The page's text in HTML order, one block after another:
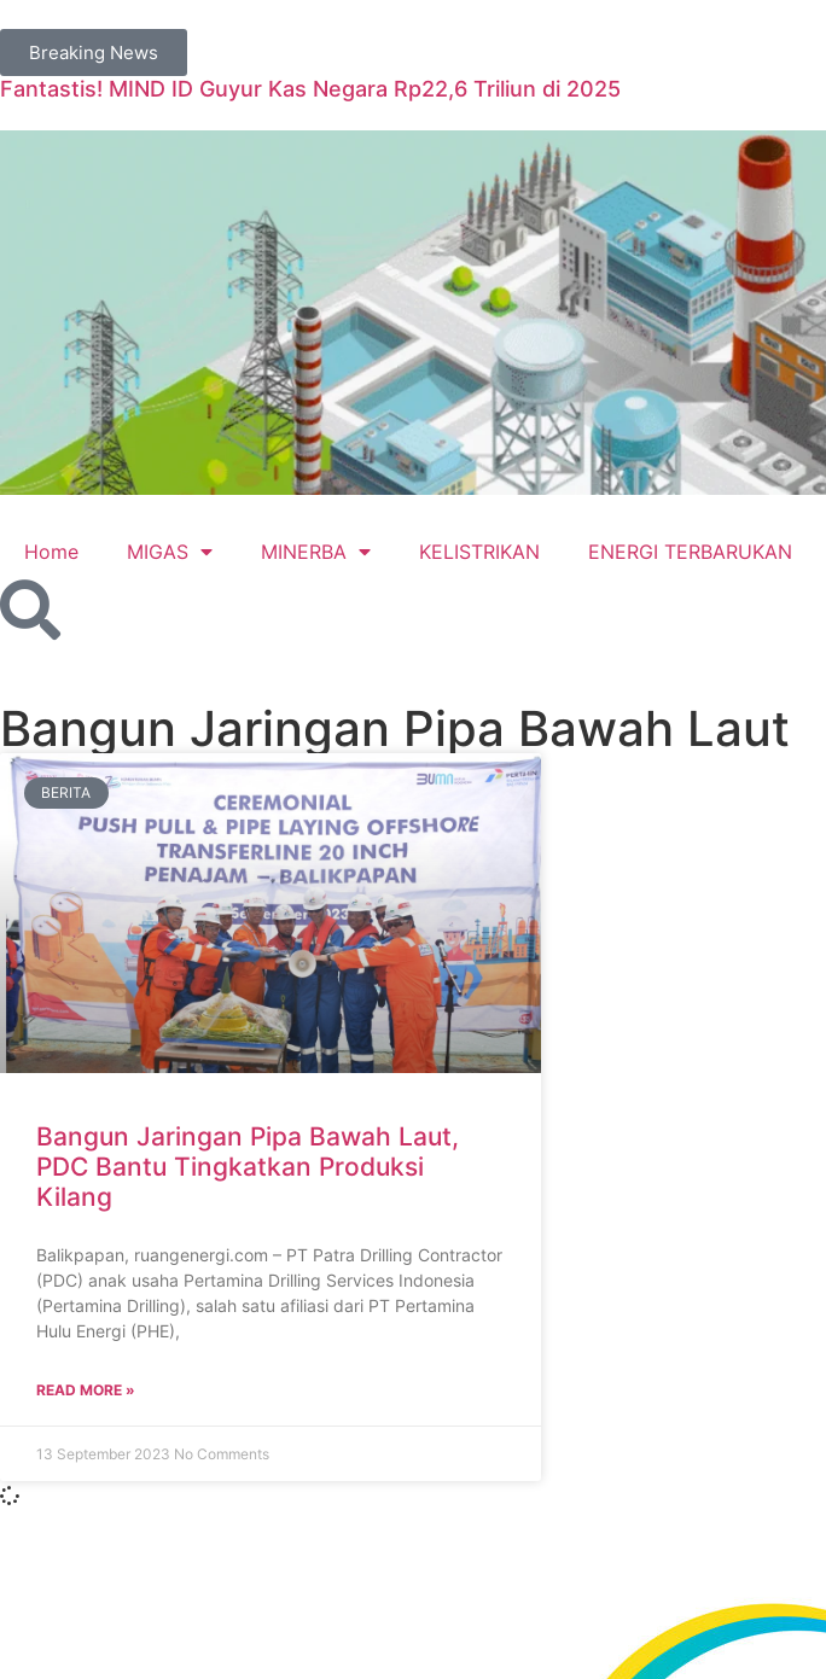
Breaking News
Fantastis! MIND ID Guyur Kas Negara Rp22,6 Triliun di 2025
Home MIGAS MINERBA KELISTRIKAN ENERGI TERBARUKAN
Bangun Jaringan Pipa Bawah Laut
BERITA
Bangun Jaringan Pipa Bawah Laut,
PDC Bantu Tingkatkan Produksi
Kilang
Balikpapan, ruangenergi.com – PT Patra Drilling Contractor
(PDC) anak usaha Pertamina Drilling Services Indonesia
(Pertamina Drilling), salah satu afiliasi dari PT Pertamina
Hulu Energi (PHE),
READ MORE »
13 September 2023 No Comments